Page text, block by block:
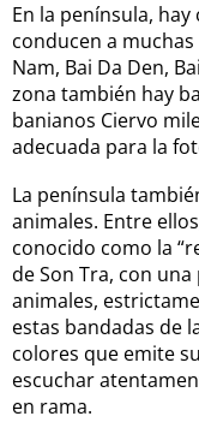
En la península,
conducen a
Nam, Bai Da Den,
zona también hay
banianos Ciervo
adecuada para la
La península
animales. Entre
conocido como la
de Son Tra, con
animales,
estas bandadas de
colores que emite
escuchar
en rama.